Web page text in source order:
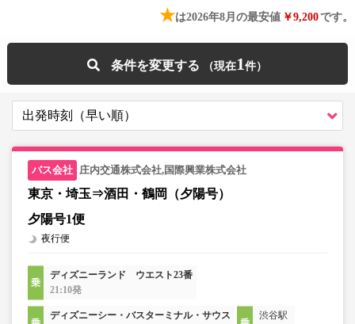
★は2026年8月の最安値 ￥9,200です。
条件を変更する 1
庄内交通株式会社,国際興業株式会社
東京・埼玉⇒酒田・鶴岡（夕陽号）
夕陽号1便
夜行便
ディズニーランド ウエスト23番
21:10発
ディズニーシー・バスターミナル・サウス
渋谷駅